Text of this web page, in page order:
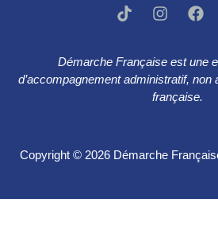
Démarche Française est une
d’accompagnement administratif, non
française.
Copyright © 2026 Démarche